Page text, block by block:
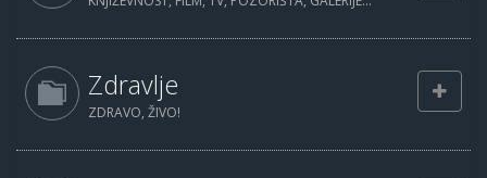
Zdravlje
ZDRAVO, ŽIVO!